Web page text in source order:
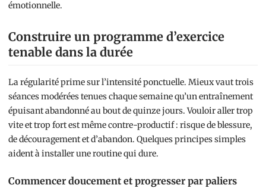
émotionnelle.
Construire un programme d’exercice
tenable dans la durée
La régularité prime sur l’intensité ponctuelle. Mieux vaut trois
séances modérées tenues chaque semaine qu’un entraînement
épuisant abandonné au bout de quinze jours. Vouloir aller trop
vite et trop fort est même contre-productif : risque de blessure,
de découragement et d’abandon. Quelques principes simples
aident à installer une routine qui dure.
Commencer doucement et progresser par paliers